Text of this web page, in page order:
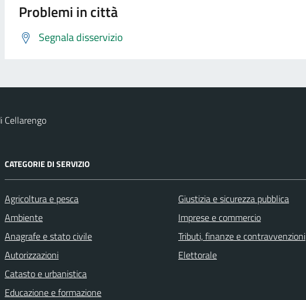
Problemi in città
Segnala disservizio
Cellarengo
CATEGORIE DI SERVIZIO
Agricoltura e pesca
Ambiente
Anagrafe e stato civile
Autorizzazioni
Catasto e urbanistica
Educazione e formazione
Giustizia e sicurezza pubblica
Imprese e commercio
Tributi, finanze e contravvenzioni
Elettorale